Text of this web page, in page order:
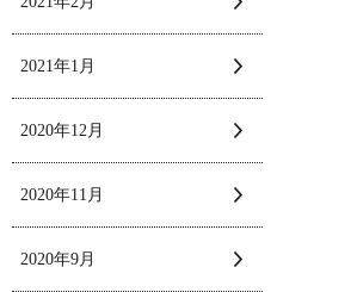
2021年1月
2020年12月
2020年11月
2020年9月